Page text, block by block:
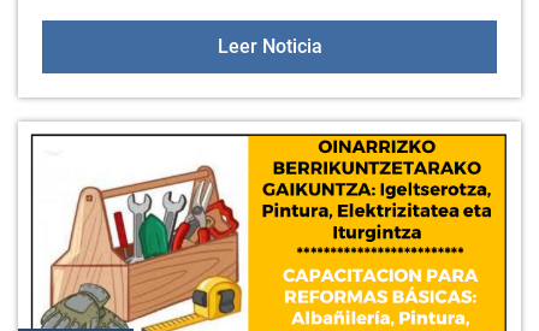
Leer NoticiaPaseo literario en las